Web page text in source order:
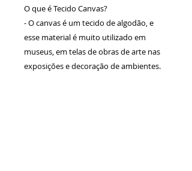
O que é Tecido Canvas?
- O canvas é um tecido de algodão, e
esse material é muito utilizado em
museus, em telas de obras de arte nas
exposições e decoração de ambientes.